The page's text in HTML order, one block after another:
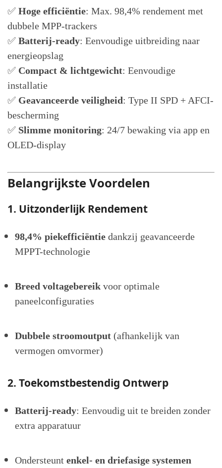
✅ Hoge efficiëntie: Max. 98,4% rendement met
dubbele MPP-trackers
✅ Batterij-ready: Eenvoudige uitbreiding naar
energieopslag
✅ Compact & lichtgewicht: Eenvoudige
installatie
✅ Geavanceerde veiligheid: Type II SPD + AFCI-
bescherming
✅ Slimme monitoring: 24/7 bewaking via app en
OLED-display
Belangrijkste Voordelen
1. Uitzonderlijk Rendement
98,4% piekefficiëntie dankzij geavanceerde
MPPT-technologie
Breed voltagebereik voor optimale
paneelconfiguraties
Dubbele stroomoutput (afhankelijk van
vermogen omvormer)
2. Toekomstbestendig Ontwerp
Batterij-ready: Eenvoudig uit te breiden zonder
extra apparatuur
Ondersteunt enkel- en driefasige systemen